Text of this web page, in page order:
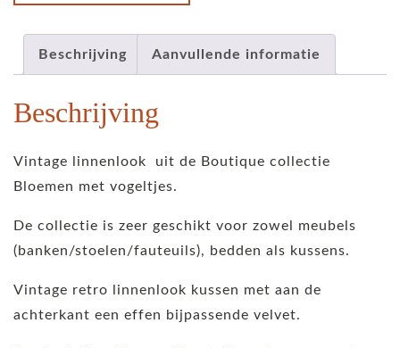
Beschrijving Aanvullende informatie
Beschrijving
Vintage linnenlook uit de Boutique collectie
Bloemen met vogeltjes.
De collectie is zeer geschikt voor zowel meubels
(banken/stoelen/fauteuils), bedden als kussens.
Vintage retro linnenlook kussen met aan de
achterkant een effen bijpassende velvet.